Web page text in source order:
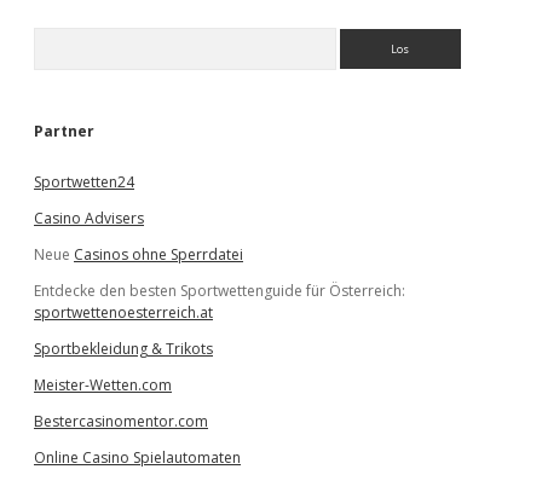
e
Partner
Sportwetten24
Casino Advisers
Neue Casinos ohne Sperrdatei
Entdecke den besten Sportwettenguide für Österreich:
sportwettenoesterreich.at
Sportbekleidung & Trikots
Meister-Wetten.com
Bestercasinomentor.com
Online Casino Spielautomaten